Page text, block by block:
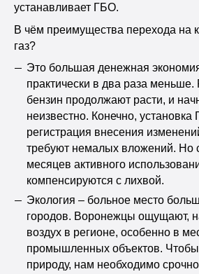
устанавливает ГБО.
В чём преимущества перехода на
газ?
Это большая денежная
практически в два раза меньше.
бензин продолжают расти, и
неизвестно. Конечно,
регистрация внесения
требуют немалых вложений. Но
месяцев активного
компенсируются с лихвой.
Экология – больное место
городов. Воронежцы ощущают,
воздух в регионе, особенно в
промышленных объектов. Чтобы
природу, нам необходимо